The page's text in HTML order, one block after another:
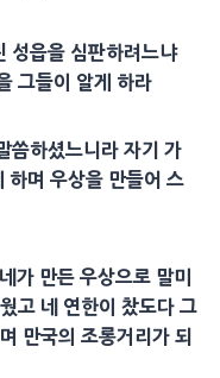
성읍을 심판하려느냐
그들이 알게 하라
씀하셨느니라 자기 가
하며 우상을 만들어 스
가 만든 우상으로 말미
고 네 연한이 찼도다 그
만국의 조롱거리가 되